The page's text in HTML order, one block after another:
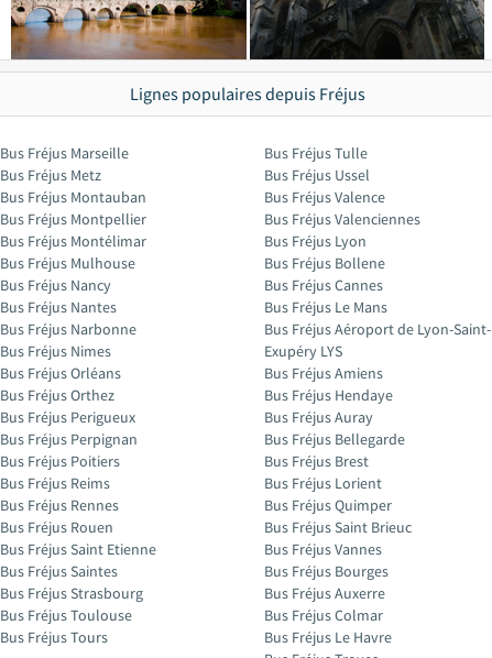
Lignes populaires depuis Fréjus
Bus Fréjus Marseille
Bus Fréjus Metz
Bus Fréjus Montauban
Bus Fréjus Montpellier
Bus Fréjus Montélimar
Bus Fréjus Mulhouse
Bus Fréjus Nancy
Bus Fréjus Nantes
Bus Fréjus Narbonne
Bus Fréjus Nimes
Bus Fréjus Orléans
Bus Fréjus Orthez
Bus Fréjus Perigueux
Bus Fréjus Perpignan
Bus Fréjus Poitiers
Bus Fréjus Reims
Bus Fréjus Rennes
Bus Fréjus Rouen
Bus Fréjus Saint Etienne
Bus Fréjus Saintes
Bus Fréjus Strasbourg
Bus Fréjus Toulouse
Bus Fréjus Tours
Bus Fréjus Tulle
Bus Fréjus Ussel
Bus Fréjus Valence
Bus Fréjus Valenciennes
Bus Fréjus Lyon
Bus Fréjus Bollene
Bus Fréjus Cannes
Bus Fréjus Le Mans
Bus Fréjus Aéroport de Lyon-Saint-
Exupéry LYS
Bus Fréjus Amiens
Bus Fréjus Hendaye
Bus Fréjus Auray
Bus Fréjus Bellegarde
Bus Fréjus Brest
Bus Fréjus Lorient
Bus Fréjus Quimper
Bus Fréjus Saint Brieuc
Bus Fréjus Vannes
Bus Fréjus Bourges
Bus Fréjus Auxerre
Bus Fréjus Colmar
Bus Fréjus Le Havre